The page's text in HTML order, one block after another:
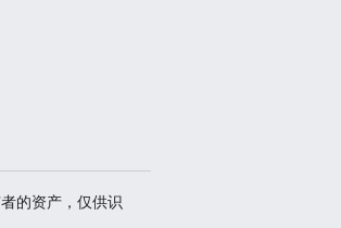
的资产，仅供识